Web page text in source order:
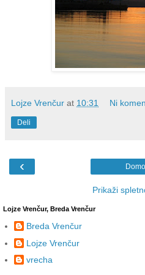
Lojze Vrenčur at 10:31 Ni
Deli
‹
Prikaži
Lojze Vrenčur, Breda Vrenčur
Breda Vrenčur
Lojze Vrenčur
vrecha